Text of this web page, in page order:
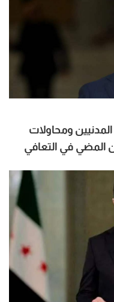
ومحاولات
المضي في التعافي